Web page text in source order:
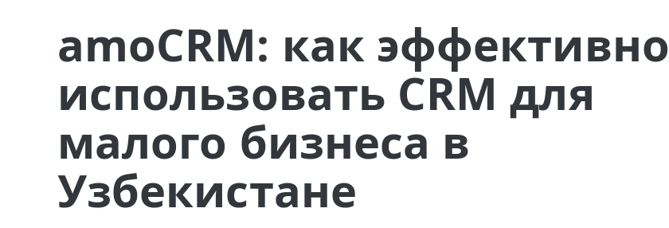
amoCRM: как эффективно
использовать CRM для
малого бизнеса в
Узбекистане